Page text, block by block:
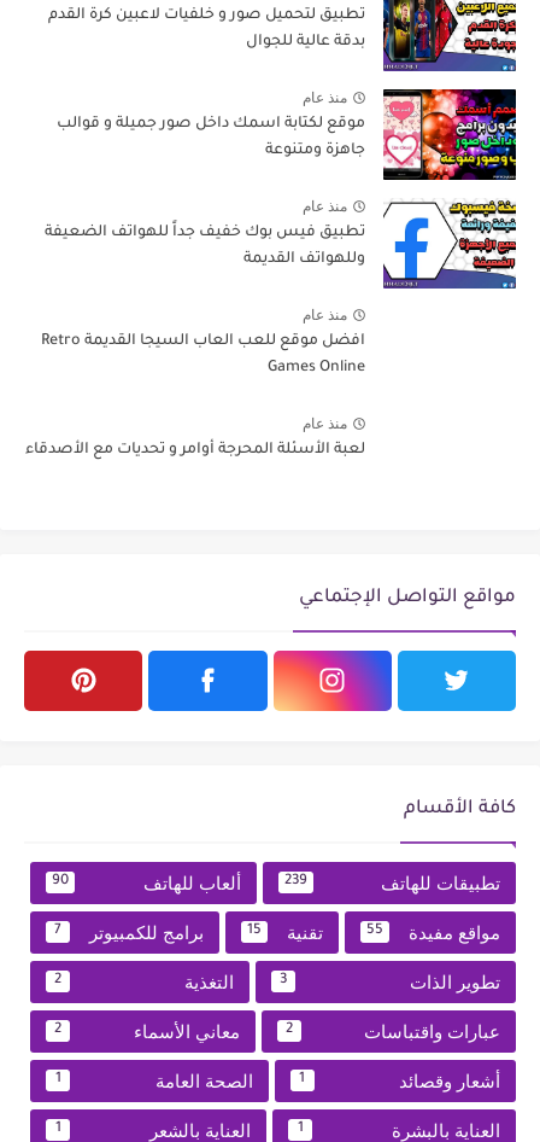
تطبيق لتحميل صور و خلفيات لاعبين كرة القدم
بدقة عالية للجوال
منذ عام
موقع لكتابة اسمك داخل صور جميلة و قوالب
جاهزة ومتنوعة
منذ عام
تطبيق فيس بوك خفيف جداً للهواتف الضعيفة
وللهواتف القديمة
منذ عام
افضل موقع للعب العاب السيجا القديمة Retro
Games Online
منذ عام
لعبة الأسئلة المحرجة أوامر و تحديات مع الأصدقاء
مواقع التواصل الإجتماعي
كافة الأقسام
تطبيقات للهاتف 239 ألعاب للهاتف 90
مواقع مفيدة 55 تقنية 15 برامج للكمبيوتر 7
تطوير الذات 3 التغذية 2
عبارات واقتباسات 2 معاني الأسماء 2
أشعار وقصائد 1 الصحة العامة 1
العناية بالبشرة 1 العناية بالشعر 1